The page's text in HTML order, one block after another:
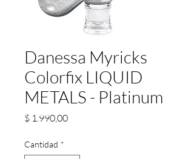
Danessa Myricks
Colorfix LIQUID
METALS - Platinum
$ 1.990,00Precio
Cantidad *